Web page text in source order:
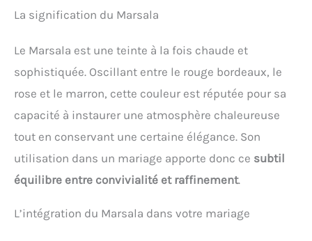
La signification du Marsala
Le Marsala est une teinte à la fois chaude et
sophistiquée. Oscillant entre le rouge bordeaux, le
rose et le marron, cette couleur est réputée pour sa
capacité à instaurer une atmosphère chaleureuse
tout en conservant une certaine élégance. Son
utilisation dans un mariage apporte donc ce subtil
équilibre entre convivialité et raffinement.
L’intégration du Marsala dans votre mariage